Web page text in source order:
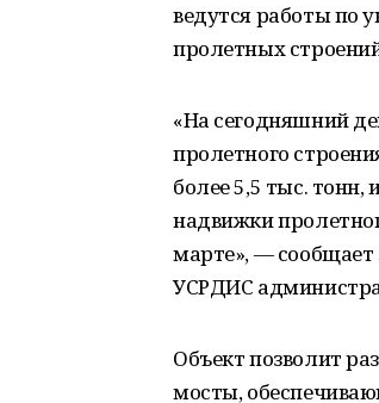
ведутся работы по
пролетных
«На сегодняшний
пролетного
более 5,5 тыс. тонн,
надвижки
марте», ― сообщает
УСРДИС
Объект позволит
мосты,